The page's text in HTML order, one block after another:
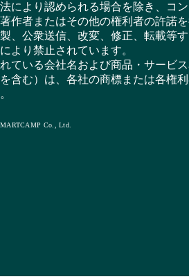
により認められる場合を除き、コ
作者またはその他の権利者の許諾
、公衆送信、改変、修正、転載等
より禁止されています。
ている会社名および商品・サービ
含む）は、各社の商標または各権
Co., Ltd.